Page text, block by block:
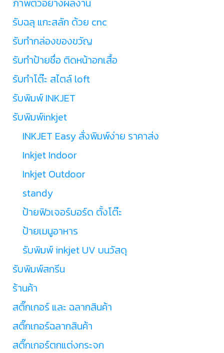
รับฉลุ แกะสลัก ด้วย cnc
รับทำกล่องของขวัญ
รับทำป้ายชื่อ ติดหน้าอกเสื้อ
รับทำโต๊ะ สไตล์ loft
รับพิมพ์ INKJET
รับพิมพ์inkjet
INKJET Easy สั่งพิมพ์ง่าย ราคาส่ง
Inkjet Indoor
Inkjet Outdoor
standy
ป้ายฟิวเจอร์บอร์ด ตั้งโต๊ะ
ป้ายเมนูอาหาร
รับพิมพ์ inkjet UV บนวัสดุ
รับพิมพ์สกรีน
ร้านค้า
สติ๊กเกอร์ และ ฉลากสินค้า
สติ๊กเกอร์ฉลากสินค้า
สติ๊กเกอร์ตกแต่งกระจก